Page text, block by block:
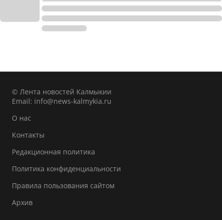
© Лента новостей Калмыкии
Email: info@news-kalmykia.ru
О нас
Контакты
Редакционная политика
Политика конфиденциальности
Правила пользования сайтом
Архив